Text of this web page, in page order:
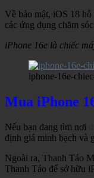
Về bảo mật, iOS 18
các ứng dụng chăm
iPhone 16e là chiếc
iphone-16e-
Mua iPhone
Nếu bạn đang tìm nơi
định giá minh bạch và
Ngoài ra, Thanh Táo
Thanh Táo để sở hữu